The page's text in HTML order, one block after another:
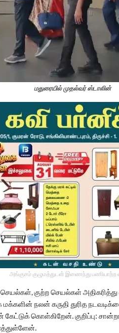
மதுரையில் முதல்வர் ஸ்டாலின்
அங்குசம் குழுமத்துடன் இணைந்து பணியாற்ற
குற்ற செயல்கள் அதிகரித்து
நலன் கருதி துரித
கொள்கிறேன். குறிப்பு: